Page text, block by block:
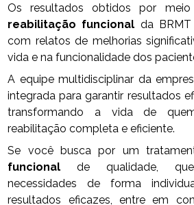
Os resultados obtidos por
reabilitação funcional da BRMT
com relatos de melhorias
vida e na funcionalidade dos
A equipe multidisciplinar da
integrada para garantir resultados
transformando a vida de
reabilitação completa e eficiente.
Se você busca por um
funcional de qualidade,
necessidades de forma
resultados eficazes, entre em